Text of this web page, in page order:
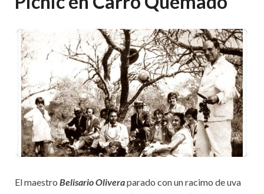
El maestro Belisario Oliveraparado con un racimo de uva